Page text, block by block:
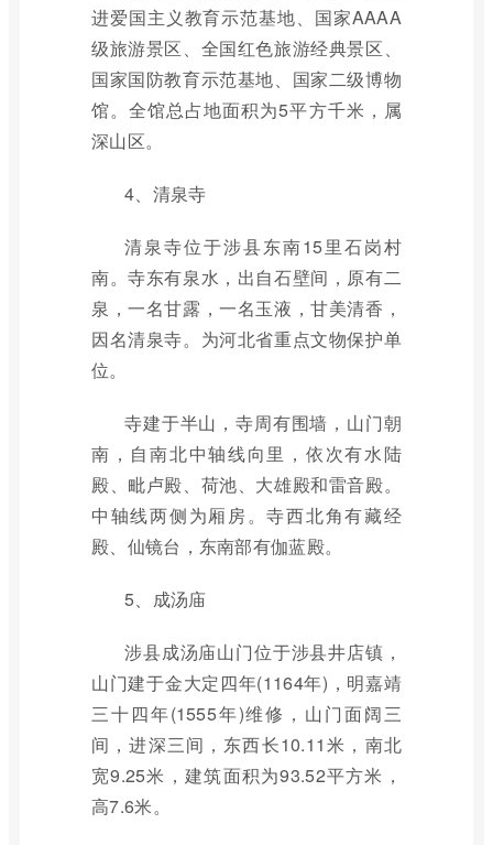
进爱国主义教育示范基地、国家AAAA
级旅游景区、全国红色旅游经典景区、
国家国防教育示范基地、国家二级博物
馆。全馆总占地面积为5平方千米，属
深山区。
4、清泉寺
清泉寺位于涉县东南15里石岗村
南。寺东有泉水，出自石壁间，原有二
泉，一名甘露，一名玉液，甘美清香，
因名清泉寺。为河北省重点文物保护单
位。
寺建于半山，寺周有围墙，山门朝
南，自南北中轴线向里，依次有水陆
殿、毗卢殿、荷池、大雄殿和雷音殿。
中轴线两侧为厢房。寺西北角有藏经
殿、仙镜台，东南部有伽蓝殿。
5、成汤庙
涉县成汤庙山门位于涉县井店镇，
山门建于金大定四年(1164年)，明嘉靖
三十四年(1555年)维修，山门面阔三
间，进深三间，东西长10.11米，南北
宽9.25米，建筑面积为93.52平方米，
高7.6米。